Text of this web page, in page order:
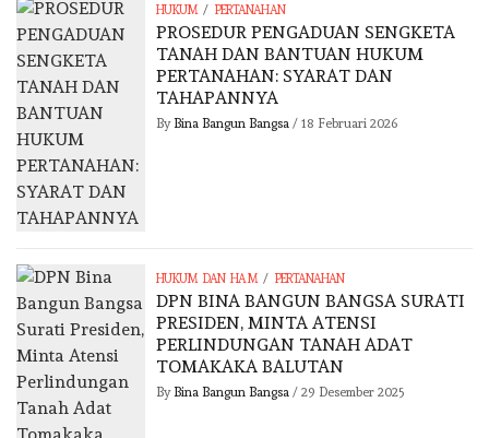
HUKUM / PERTANAHAN
PROSEDUR PENGADUAN SENGKETA
TANAH DAN BANTUAN HUKUM
PERTANAHAN: SYARAT DAN
TAHAPANNYA
By Bina Bangun Bangsa / 18 Februari 2026
HUKUM DAN HAM / PERTANAHAN
DPN BINA BANGUN BANGSA SURATI
PRESIDEN, MINTA ATENSI
PERLINDUNGAN TANAH ADAT
TOMAKAKA BALUTAN
By Bina Bangun Bangsa / 29 Desember 2025